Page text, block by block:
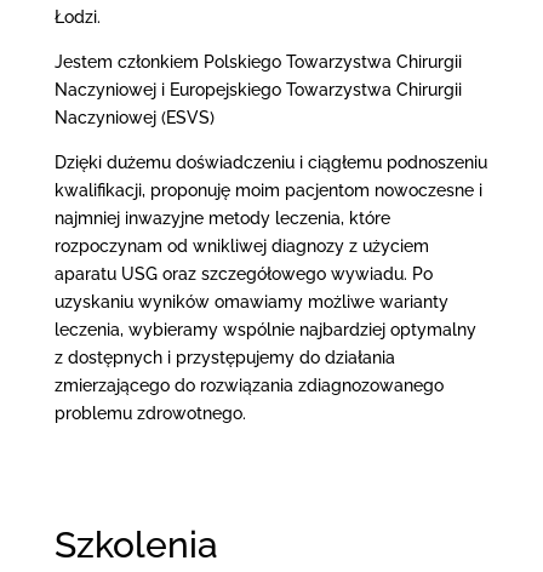
Łodzi.
Jestem członkiem Polskiego Towarzystwa Chirurgii
Naczyniowej i Europejskiego Towarzystwa Chirurgii
Naczyniowej (ESVS)
Dzięki dużemu doświadczeniu i ciągłemu podnoszeniu
kwalifikacji, proponuję moim pacjentom nowoczesne i
najmniej inwazyjne metody leczenia, które
rozpoczynam od wnikliwej diagnozy z użyciem
aparatu USG oraz szczegółowego wywiadu. Po
uzyskaniu wyników omawiamy możliwe warianty
leczenia, wybieramy wspólnie najbardziej optymalny
z dostępnych i przystępujemy do działania
zmierzającego do rozwiązania zdiagnozowanego
problemu zdrowotnego.
Szkolenia